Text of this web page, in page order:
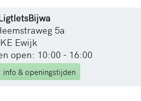
5a
Ewijk
open: 10:00 - 16:00
info & openingstijden